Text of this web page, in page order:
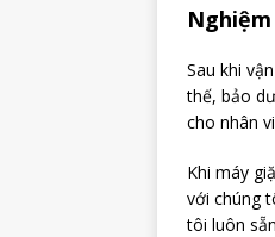
Sau khi
thế, bảo
cho nhân
Khi máy
với chúng
tôi luôn